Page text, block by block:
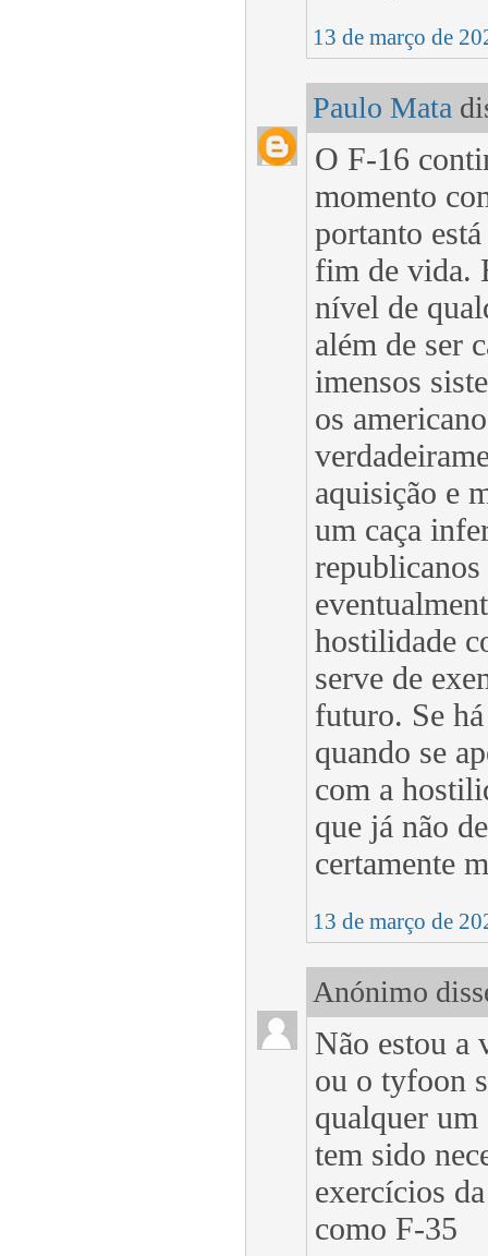
13 de março de
Paulo Mata
O F-16
momento
portanto
fim de vida.
nível de
além de ser
imensos
os
aquisição e
um caça
hostilidade
serve de
futuro. Se
quando se
com a
que já não
certamente
13 de março de
Anónimo
Não estou a
ou o tyfoon
qualquer um
tem sido
exercícios
como F-35